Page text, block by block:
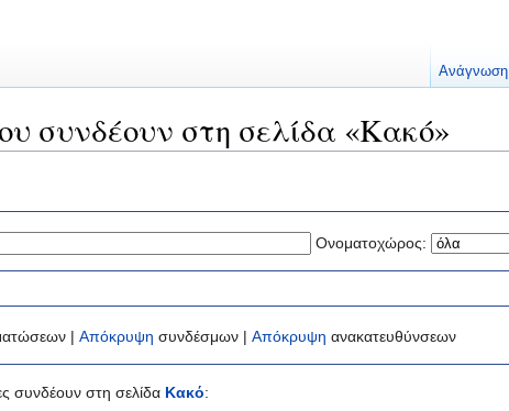
συνδέουν στη σελίδα «Κακό»
Ονοματοχώρος:
| Απόκρυψη συνδέσμων | Απόκρυψη ανακατευθύνσεων
συνδέουν στη σελίδα Κακό:
Ανάγνωση